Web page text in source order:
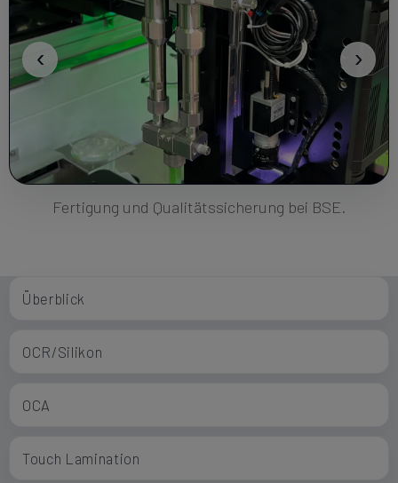
‹ ›
Fertigung und Qualitätssicherung bei BSE.
Überblick
OCR/Silikon
OCA
Touch Lamination